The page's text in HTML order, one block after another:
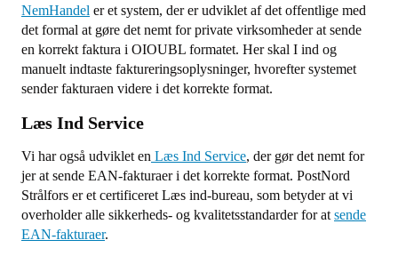
NemHandel er et system, der er udviklet af det offentlige med
det formal at gøre det nemt for private virksomheder at sende
en korrekt faktura i OIOUBL formatet. Her skal I ind og
manuelt indtaste faktureringsoplysninger, hvorefter systemet
sender fakturaen videre i det korrekte format.
Læs Ind Service
Vi har også udviklet en Læs Ind Service, der gør det nemt for
jer at sende EAN-fakturaer i det korrekte format. PostNord
Strålfors er et certificeret Læs ind-bureau, som betyder at vi
overholder alle sikkerheds- og kvalitetsstandarder for at sende
EAN-fakturaer.